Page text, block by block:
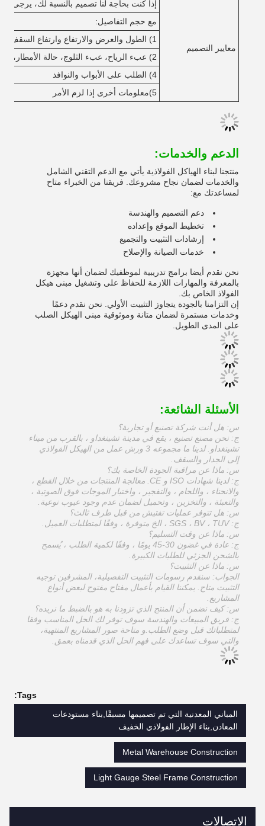
معايير التصميم
إذا كنت بحاجة لنا تصميم بالنسبة لك، يرجى
مع حجم التفاصيل:
1) الطول والعرض والارتفاع وارتفاع السقف وارتفاع السقف الخ
2) عبء الرياح، عبء الثلوج، حالة الأمطار، متطلبات الحرارة، الخ
4) الطلب على الأبواب والنوافذ
5)معلومات أخرى إذا لزم الأمر
الدعم والخدمات:
منتجنا لبناء الهياكل الفولاذية يأتي مع الدعم التقني الشامل
والخدمات لضمان نجاح مشروعك. فريقنا من الخبراء متاح
لمساعدتك مع:
دعم التصميم والهندسة
تخطيط الموقع وإعداده
إرشادات التثبيت والتجميع
خدمات الصيانة والإصلاح
نحن نقدم أيضا برامج تدريبية لموظفيك لضمان أنها مجهزة
بالمعرفة والمهارات اللازمة للحفاظ على وتشغيل مبنى هيكل
الفولاذ الخاص بك.
إن التزامنا بالجودة يتجاوز التثبيت الأولي. نحن نقدم دعمًا
وخدمات مستمرة لضمان متانة وموثوقية مبنى الهيكل الصلب
على المدى الطويل.
الأسئلة الشائعة:
س: هل أنت شركة تصنيع أو تجارية؟
ج: نحن مصنع تصنيع ، يقع في مدينة تشينغداو ، بالقرب من ميناء
تشينغداو. لدينا ما مجموعه 3 ورش عمل من الهيكل الفولاذي
إلى الجدار والسقف.
س: ماذا عن مراقبة الجودة الخاصة بك؟
ج: لدينا شهادات ISO و CE. معالجة المنتجات من خلال القطع ،
والانحناء ، واللحام ، والتفجير ، واختبار الموجات فوق الصوتية ،
والتعبئة ، والتخزين ، وتحميل لضمان عدم وجود عيوب نوعية.
س: هل تتوفر عمليات تفتيش من قبل طرف ثالث؟
ج: SGS ، BV ، TUV ، الخ متوفرة ، وفقًا لمتطلبات العميل.
س: ماذا عن وقت التسليم؟
ج: عادة في غضون 30-45 يومًا ، وفقًا لكمية الطلب ، يُسمح
بالشحن الجزئي للطلبات الكبيرة.
س: ماذا عن التثبيت؟
الجواب: سنقدم رسومات التثبيت التفصيلية، المشرفين توجيه
التثبيت متاح. يمكننا القيام بأعمال مفتاح مفتوح لبعض أنواع
المشاريع.
س: كيف نضمن أن المنتج الذي تزودنا به هو بالضبط ما نريده؟
ج: فريق المبيعات والهندسة سوف توفر لك الحل المناسب وفقا
لمتطلباتك قبل وضع الطلب.و متاحة صور المشاريع المنتهية،
والتي سوف تساعدك على فهم الحل الذي قدمناه بعمق.
Tags:
المباني المعدنية التي تم تصميمها مسبقًا,بناء مستودعات
المعادن,بناء الإطار الفولاذي الخفيف
Metal Warehouse Construction
Light Gauge Steel Frame Construction
الاتصالات